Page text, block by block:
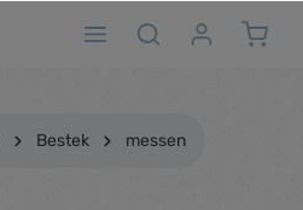
Bestek messen